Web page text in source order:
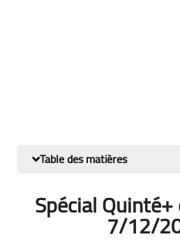
Table des matières
Spécial
7/12/